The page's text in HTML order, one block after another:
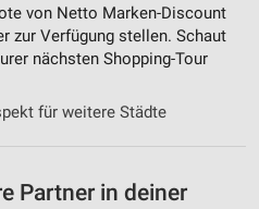
von Netto Marken-Discount
zur Verfügung stellen. Schaut
nächsten Shopping-Tour
für weitere Städte
Partner in deiner